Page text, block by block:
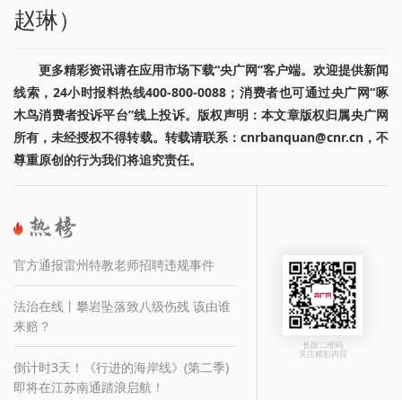
赵琳）
更多精彩资讯请在应用市场下载“央广网”客户端。欢迎提供新闻
线索，24小时报料热线400-800-0088；消费者也可通过央广网“啄
木鸟消费者投诉平台”线上投诉。版权声明：本文章版权归属央广网
所有，未经授权不得转载。转载请联系：cnrbanquan@cnr.cn，不
尊重原创的行为我们将追究责任。
官方通报雷州特教老师招聘违规事件
法治在线丨攀岩坠落致八级伤残 该由谁
来赔？
倒计时3天！《行进的海岸线》(第二季)
即将在江苏南通踏浪启航！
长按二维码
关注精彩内容